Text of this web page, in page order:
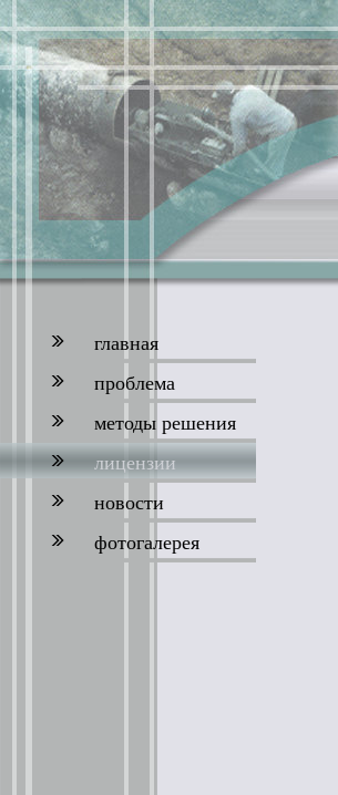
главная
проблема
методы решения
лицензии
новости
фотогалерея